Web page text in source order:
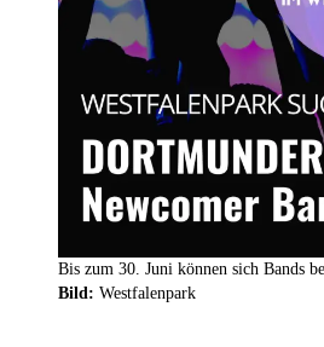
Bis zum 30. Juni können sich Bands
Bild: Westfalenpark